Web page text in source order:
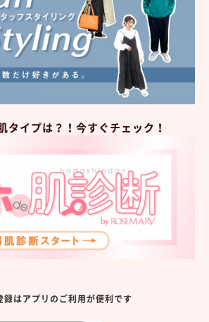
タイプは？！今すぐチェック！
録はアプリのご利用が便利です